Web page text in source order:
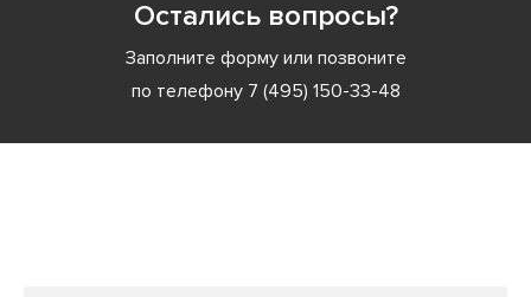
Остались вопросы?
Заполните форму или позвоните
по телефону 7 (495) 150-33-48